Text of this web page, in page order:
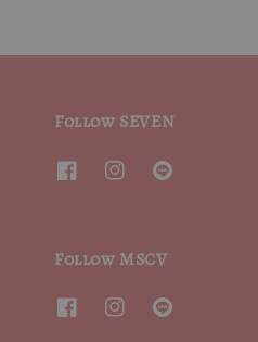
Follow SEVEN
Follow MSCV